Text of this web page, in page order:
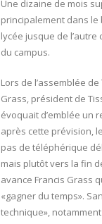
Une dizaine de mois
principalement dans
lycée jusque de l’autre
du campus.
Lors de l’assemblée
Grass, président de
évoquait d’emblée un
après cette prévision,
pas de téléphérique
mais plutôt vers la fin
avance Francis Grass
«gagner du temps».
technique»,